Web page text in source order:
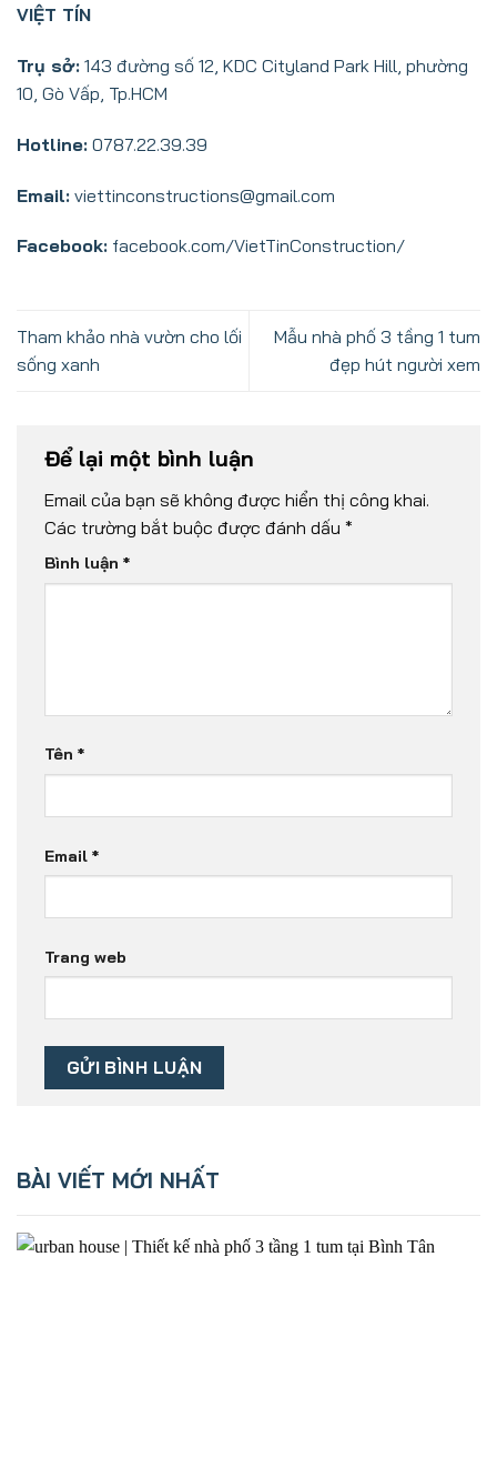
VIỆT TÍN
Trụ sở: 143 đường số 12, KDC Cityland Park Hill, phường
10, Gò Vấp, Tp.HCM
Hotline: 0787.22.39.39
Email: viettinconstructions@gmail.com
Facebook: facebook.com/VietTinConstruction/
Tham khảo nhà vườn cho lối
sống xanh
Mẫu nhà phố 3 tầng 1 tum
đẹp hút người xem
Để lại một bình luận
Email của bạn sẽ không được hiển thị công khai.
Các trường bắt buộc được đánh dấu *
Bình luận *
Tên *
Email *
Trang web
BÀI VIẾT MỚI NHẤT